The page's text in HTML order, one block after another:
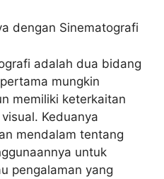
dengan Sinematografi
adalah dua bidang
mungkin
memiliki keterkaitan
Keduanya
mendalam tentang
untuk
pengalaman yang